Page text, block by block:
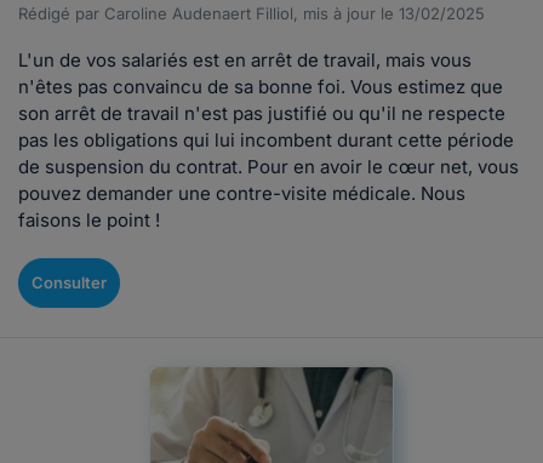
Rédigé par Caroline Audenaert Filliol, mis à jour le 13/02/2025
L'un de vos salariés est en arrêt de travail, mais vous
n'êtes pas convaincu de sa bonne foi. Vous estimez que
son arrêt de travail n'est pas justifié ou qu'il ne respecte
pas les obligations qui lui incombent durant cette période
de suspension du contrat. Pour en avoir le cœur net, vous
pouvez demander une contre-visite médicale. Nous
faisons le point !
Consulter